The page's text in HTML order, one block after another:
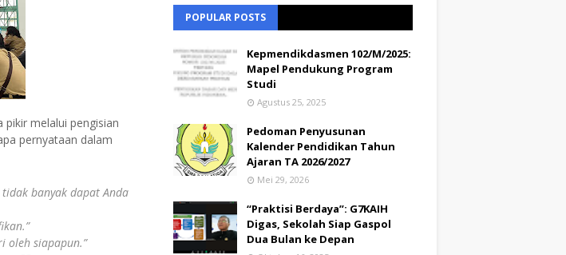
pikir melalui pengisian
pernyataan dalam
tidak banyak dapat Anda
oleh siapapun.”
POPULAR POSTS
Kepmendikdasmen 102/M/2025:
Mapel Pendukung Program
Studi
Agustus 25, 2025
Pedoman Penyusunan
Kalender Pendidikan Tahun
Ajaran TA 2026/2027
Mei 29, 2026
“Praktisi Berdaya”: G7KAIH
Digas, Sekolah Siap Gaspol
Dua Bulan ke Depan